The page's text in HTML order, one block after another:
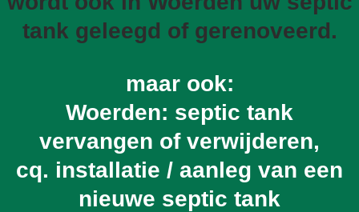
tank geleegd of gerenoveerd.
maar ook:
Woerden: septic tank
vervangen of verwijderen,
cq. installatie / aanleg van een
nieuwe septic tank